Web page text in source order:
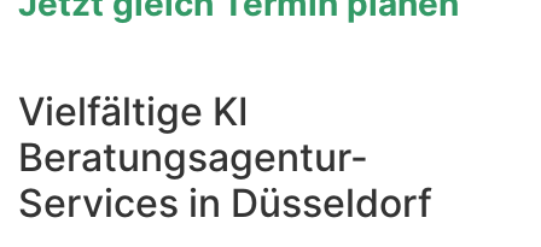
Vielfältige KI
Beratungsagentur-
Services in Düsseldorf